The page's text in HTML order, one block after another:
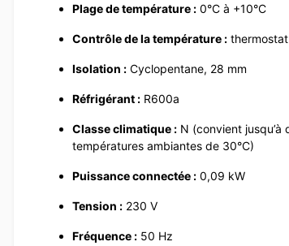
Plage de température : 0°C à +10°C
Contrôle de la température :
Isolation : Cyclopentane, 28 mm
Réfrigérant : R600a
Classe climatique : N (convient jusqu’à
températures ambiantes de 30°C)
Puissance connectée : 0,09 kW
Tension : 230 V
Fréquence : 50 Hz